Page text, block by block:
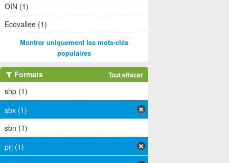
OIN (1)
Ecovallee (1)
Montrer uniquement les mots-clés
populaires
Formats Tout effacer
shp (1)
sbx (1)
sbn (1)
prj (1)